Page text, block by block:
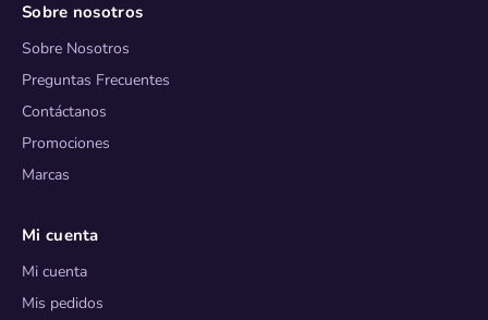
Sobre nosotros
Sobre Nosotros
Preguntas Frecuentes
Contáctanos
Promociones
Marcas
Mi cuenta
Mi cuenta
Mis pedidos